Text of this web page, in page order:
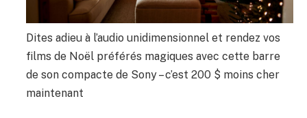
Dites adieu à l’audio unidimensionnel et rendez vos
films de Noël préférés magiques avec cette barre
de son compacte de Sony – c’est 200 $ moins cher
maintenant